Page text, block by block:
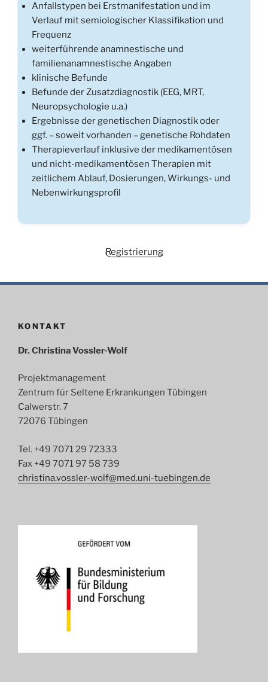
Anfallstypen bei Erstmanifestation und im
Verlauf mit semiologischer Klassifikation und
Frequenz
weiterführende anamnestische und
familienanamnestische Angaben
klinische Befunde
Befunde der Zusatzdiagnostik (EEG, MRT,
Neuropsychologie u.a.)
Ergebnisse der genetischen Diagnostik oder
ggf. – soweit vorhanden – genetische Rohdaten
Therapieverlauf inklusive der medikamentösen
und nicht-medikamentösen Therapien mit
zeitlichem Ablauf, Dosierungen, Wirkungs- und
Nebenwirkungsprofil
Registrierung
KONTAKT
Dr. Christina Vossler-Wolf
Projektmanagement
Zentrum für Seltene Erkrankungen Tübingen
Calwerstr. 7
72076 Tübingen
Tel. +49 7071 29 72333
Fax +49 7071 97 58 739
christina.vossler-wolf@med.uni-tuebingen.de